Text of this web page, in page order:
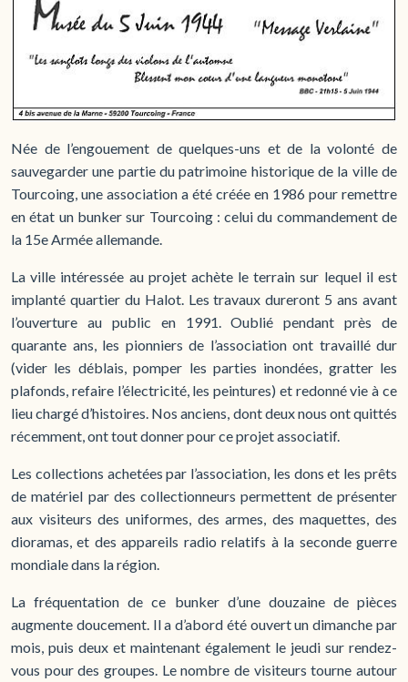
Née de l’engouement de quelques-uns et de la volonté de
sauvegarder une partie du patrimoine historique de la ville de
Tourcoing, une association a été créée en 1986 pour remettre
en état un bunker sur Tourcoing : celui du commandement de
la 15e Armée allemande.
La ville intéressée au projet achète le terrain sur lequel il est
implanté quartier du Halot. Les travaux dureront 5 ans avant
l’ouverture au public en 1991. Oublié pendant près de
quarante ans, les pionniers de l’association ont travaillé dur
(vider les déblais, pomper les parties inondées, gratter les
plafonds, refaire l’électricité, les peintures) et redonné vie à ce
lieu chargé d’histoires. Nos anciens, dont deux nous ont quittés
récemment, ont tout donner pour ce projet associatif.
Les collections achetées par l’association, les dons et les prêts
de matériel par des collectionneurs permettent de présenter
aux visiteurs des uniformes, des armes, des maquettes, des
dioramas, et des appareils radio relatifs à la seconde guerre
mondiale dans la région.
La fréquentation de ce bunker d’une douzaine de pièces
augmente doucement. Il a d’abord été ouvert un dimanche par
mois, puis deux et maintenant également le jeudi sur rendez-
vous pour des groupes. Le nombre de visiteurs tourne autour